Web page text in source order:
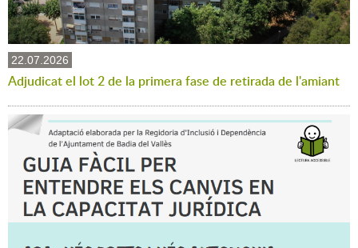
22.07.2026
Adjudicat el lot 2 de la primera fase de retirada de l'amiant